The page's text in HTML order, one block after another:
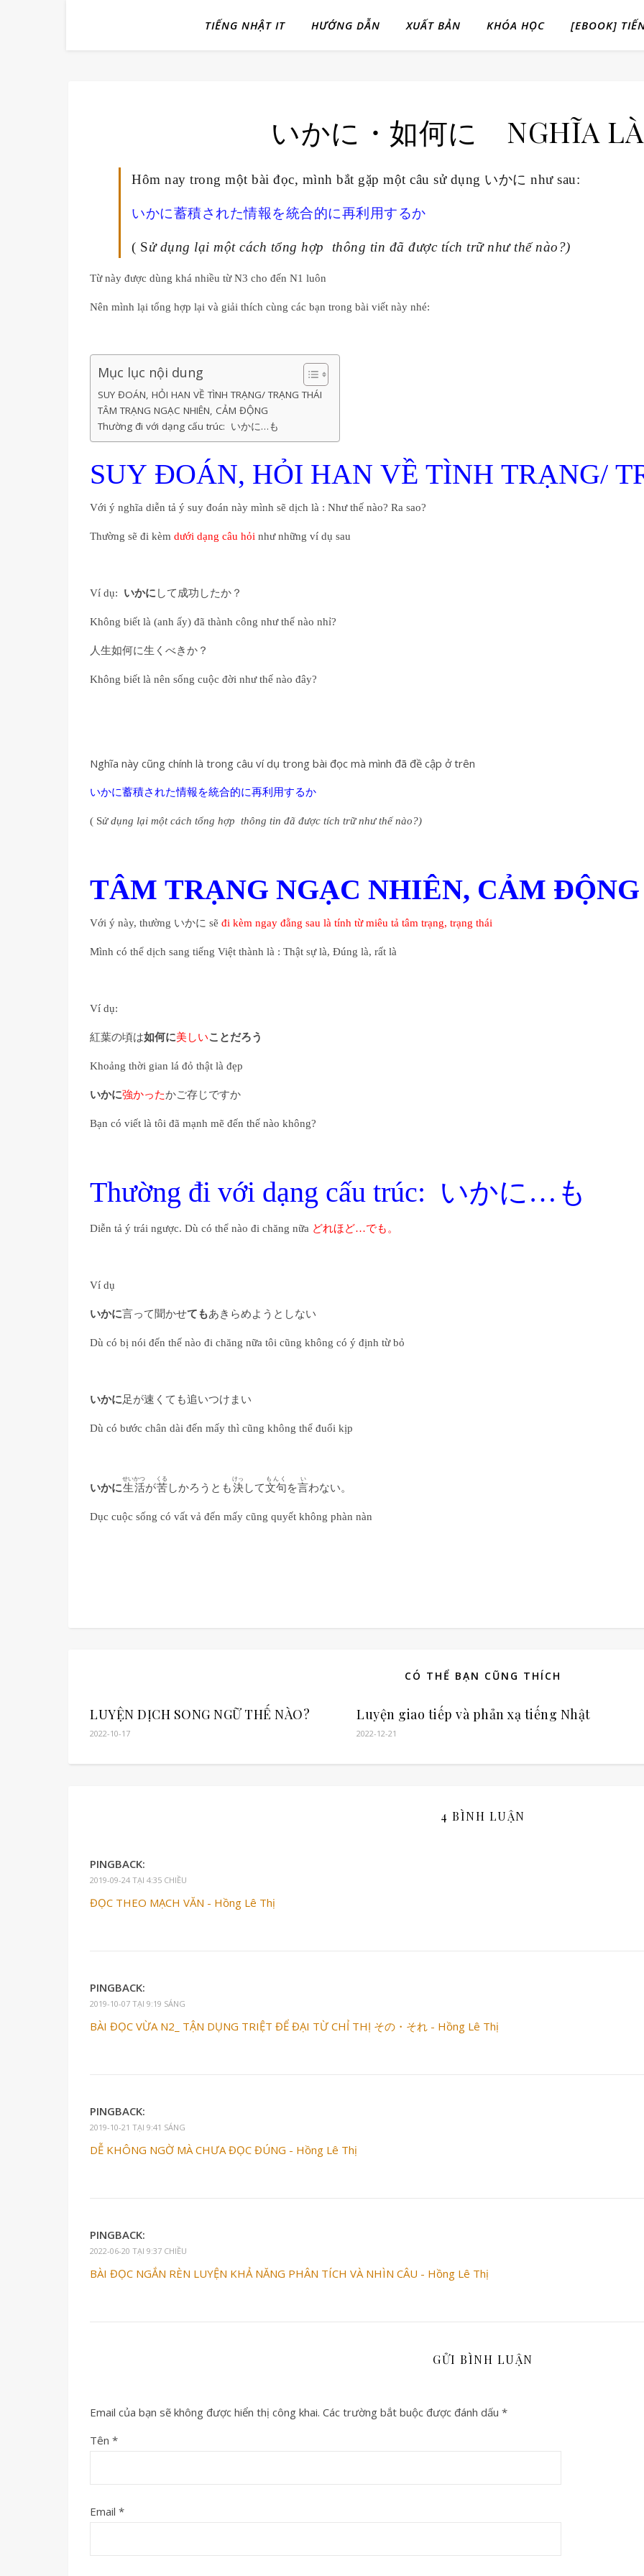
TIẾNG NHẬT IT HƯỚNG DẪN XUẤT BẢN KHÓA HỌC [EBOOK]
いかに・如何に NGHĨA
Hôm nay trong một bài đọc, mình bắt gặp một câu sử dụng いかに như sau:
いかに蓄積された情報を統合的に再利用するか
( Sử dụng lại một cách tổng hợp thông tin đã được tích trữ như thế nào?)
Từ này được dùng khá nhiều từ N3 cho đến N1 luôn
Nên mình lại tổng hợp lại và giải thích cùng các bạn trong bài viết này nhé:
Mục lục nội dung
SUY ĐOÁN, HỎI HAN VỀ TÌNH TRẠNG/ TRẠNG THÁI
TÂM TRẠNG NGẠC NHIÊN, CẢM ĐỘNG
Thường đi với dạng cấu trúc: いかに…も
SUY ĐOÁN, HỎI HAN VỀ TÌNH TRẠNG/
Với ý nghĩa diễn tả ý suy đoán này mình sẽ dịch là : Như thế nào? Ra sao?
Thường sẽ đi kèm dưới dạng câu hỏi như những ví dụ sau
Ví dụ: いかに して成功したか？
Không biết là (anh ấy) đã thành công như thế nào nhỉ?
人生如何に生くべきか？
Không biết là nên sống cuộc đời như thế nào đây?
Nghĩa này cũng chính là trong câu ví dụ trong bài đọc mà mình đã đề cập ở trên
いかに蓄積された情報を統合的に再利用するか
( Sử dụng lại một cách tổng hợp thông tin đã được tích trữ như thế nào?)
TÂM TRẠNG NGẠC NHIÊN, CẢM ĐỘNG
Với ý này, thường いかに sẽ đi kèm ngay đằng sau là tính từ miêu tả tâm trạng, trạng thái
Mình có thể dịch sang tiếng Việt thành là : Thật sự là, Đúng là, rất là
Ví dụ:
紅葉の頃は如何に美しいことだろう
Khoảng thời gian lá đỏ thật là đẹp
いかに強かったかご存じですか
Bạn có viết là tôi đã mạnh mẽ đến thế nào không?
Thường đi với dạng cấu trúc: いかに…も
Diễn tả ý trái ngược. Dù có thể nào đi chăng nữa どれほど…でも。
Ví dụ
いかに言って聞かせてもあきらめようとしない
Dù có bị nói đến thế nào đi chăng nữa tôi cũng không có ý định từ bỏ
いかに足が速くても追いつけまい
Dù có bước chân dài đến mấy thì cũng không thể đuổi kịp
いかに生活
せいかつ
が苦
くる
しかろうとも決
けっ
して文句
もんく
を言
い
わない。
Dục cuộc sống có vất vả đến mấy cũng quyết không phàn nàn
CÓ THỂ BẠN CŨNG THÍCH
LUYỆN DỊCH SONG NGỮ THẾ NÀO?
2022-10-17
Luyện giao tiếp và phản xạ tiếng Nhật
2022-12-21
4 BÌNH LUẬN
PINGBACK:
2019-09-24 TẠI 4:35 CHIỀU
ĐỌC THEO MẠCH VĂN - Hồng Lê Thị
PINGBACK:
2019-10-07 TẠI 9:19 SÁNG
BÀI ĐỌC VỪA N2_ TẬN DỤNG TRIỆT ĐỂ ĐẠI TỪ CHỈ THỊ その・それ - Hồng Lê Thị
PINGBACK:
2019-10-21 TẠI 9:41 SÁNG
DỄ KHÔNG NGỜ MÀ CHƯA ĐỌC ĐÚNG - Hồng Lê Thị
PINGBACK:
2022-06-20 TẠI 9:37 CHIỀU
BÀI ĐỌC NGẮN RÈN LUYỆN KHẢ NĂNG PHÂN TÍCH VÀ NHÌN CÂU - Hồng Lê Thị
GỬI BÌNH LUẬN
Email của bạn sẽ không được hiển thị công khai. Các trường bắt buộc được đánh dấu *
Tên *
Email *